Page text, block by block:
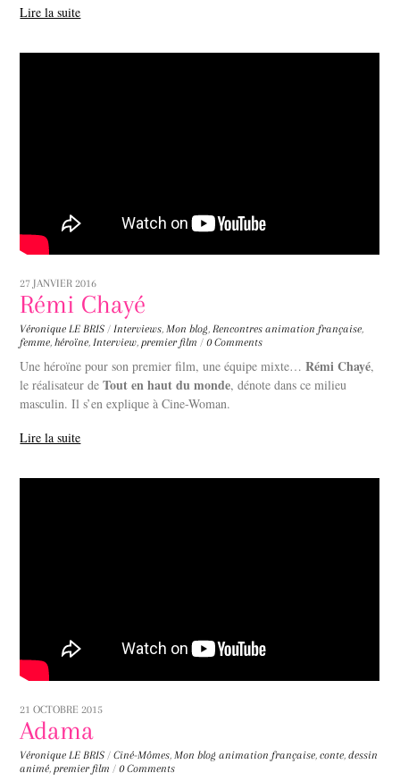
Lire la suite
27 JANVIER 2016
Rémi Chayé
Véronique LE BRIS / Interviews,Mon blog,Rencontres animation française,
femme,héroïne,Interview,premier film / 0 Comments
Une héroïne pour son premier film, une équipe mixte…Rémi Chayé,
le réalisateur deTout en haut du monde, dénote dans ce milieu
masculin. Il s’en explique à Cine-Woman.
Lire la suite
21 OCTOBRE 2015
Adama
Véronique LE BRIS / Ciné-Mômes,Mon blog animation française,conte,dessin
animé,premier film / 0 Comments